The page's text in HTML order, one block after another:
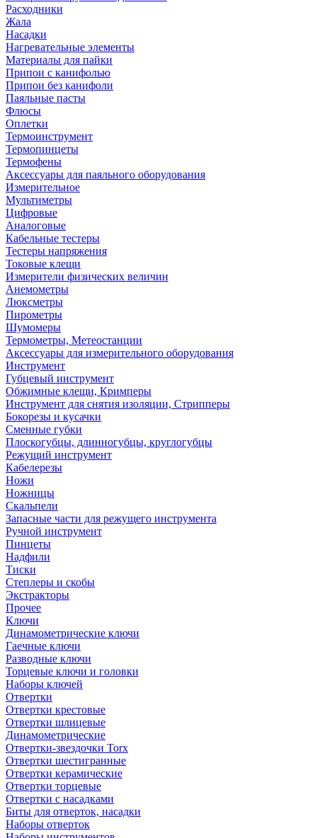
Расходники
Жала
Насадки
Нагревательные элементы
Материалы для пайки
Припои с канифолью
Припои без канифоли
Паяльные пасты
Флюсы
Оплетки
Термоинструмент
Термопинцеты
Термофены
Аксессуары для паяльного оборудования
Измерительное
Мультиметры
Цифровые
Аналоговые
Кабельные тестеры
Тестеры напряжения
Токовые клещи
Измерители физических величин
Анемометры
Люксметры
Пирометры
Шумомеры
Термометры, Метеостанции
Аксессуары для измерительного оборудования
Инструмент
Губцевый инструмент
Обжимные клещи, Кримперы
Инструмент для снятия изоляции, Стрипперы
Бокорезы и кусачки
Сменные губки
Плоскогубцы, длинногубцы, круглогубцы
Режущий инструмент
Кабелерезы
Ножи
Ножницы
Скальпели
Запасные части для режущего инструмента
Ручной инструмент
Пинцеты
Надфили
Тиски
Степлеры и скобы
Экстракторы
Прочее
Ключи
Динамометрические ключи
Гаечные ключи
Разводные ключи
Торцевые ключи и головки
Наборы ключей
Отвертки
Отвертки крестовые
Отвертки шлицевые
Динамометрические
Отвертки-звездочки Torx
Отвертки шестигранные
Отвертки керамические
Отвертки торцевые
Отвертки с насадками
Биты для отверток, насадки
Наборы отверток